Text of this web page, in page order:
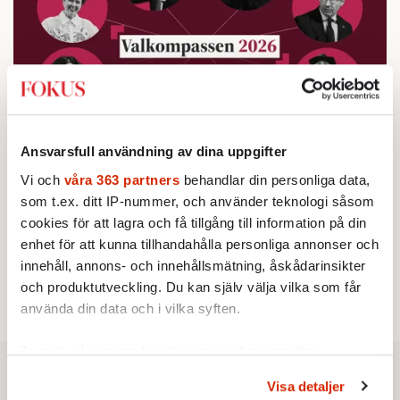
Ansvarsfull användning av dina uppgifter
Vi och våra 363 partners behandlar din personliga data,
som t.ex. ditt IP-nummer, och använder teknologi såsom
cookies för att lagra och få tillgång till information på din
enhet för att kunna tillhandahålla personliga annonser och
innehåll, annons- och innehållsmätning, åskådarinsikter
och produktutveckling. Du kan själv välja vilka som får
använda din data och i vilka syften.
Ta reda på mer om hur dina personliga uppgifter
Du kan ändra eller dra tillbaka ditt samtycke när som
Visa detaljer
Testa vår valkompass 2026!
Testa här!